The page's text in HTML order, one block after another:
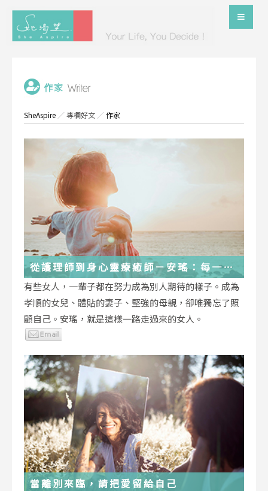
SheAspire ／專欄好文 ／作家
從護理師到身心靈療癒師－安瑤：每一段
低谷，都能成為重生的起點
有些女人，一輩子都在努力成為別人期待的樣子。成為
孝順的女兒、體貼的妻子、堅強的母親，卻唯獨忘了照
顧自己。安瑤，就是這樣一路走過來的女人。
當離別來臨，請把愛留給自己